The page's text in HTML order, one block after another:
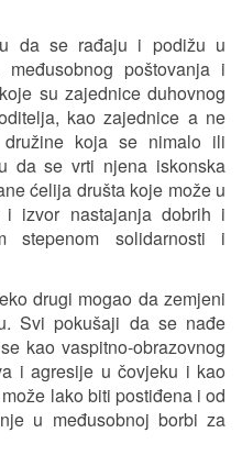
da se rađaju i podižu u
poštovanja i
su zajednice duhovnog
kao zajednice a ne
koja se nimalo ili
da se vrti njena iskonska
ćelija društa koje može u
izvor nastajanja dobrih i
stepenom solidarnosti i
drugi mogao da zemjeni
Svi pokušaji da se nađe
kao vaspitno-obrazovnog
i agresije u čovjeku i kao
lako biti postiđena i od
u međusobnoj borbi za